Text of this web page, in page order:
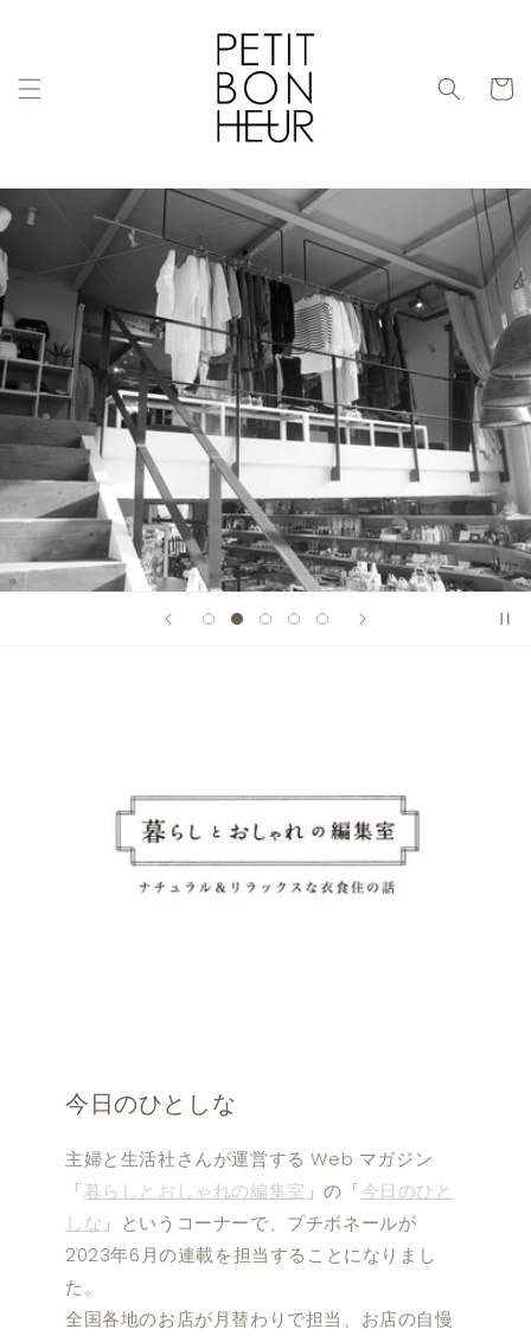
ー
今日のひとしな
主婦と生活社さんが運営する Web マガジン
「暮らしとおしゃれの編集室 」の「今日のひと
しな 」というコーナーで、プチボネールが
2023年6月の連載を担当することになりまし
た。
全国各地のお店が月替わりで担当、お店の自慢